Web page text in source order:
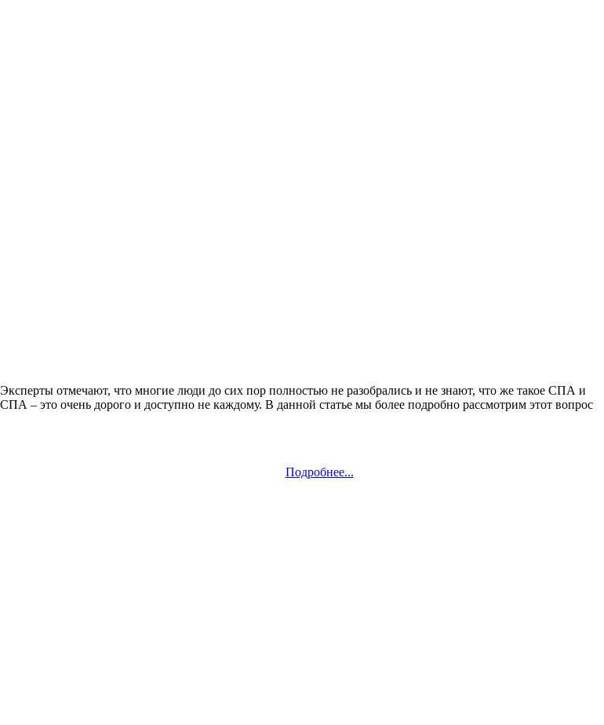
отмечают, что многие люди до сих пор полностью не разобрались и не знают, что же такое СПА и
– это очень дорого и доступно не каждому. В данной статье мы более подробно рассмотрим этот вопрос
Подробнее...